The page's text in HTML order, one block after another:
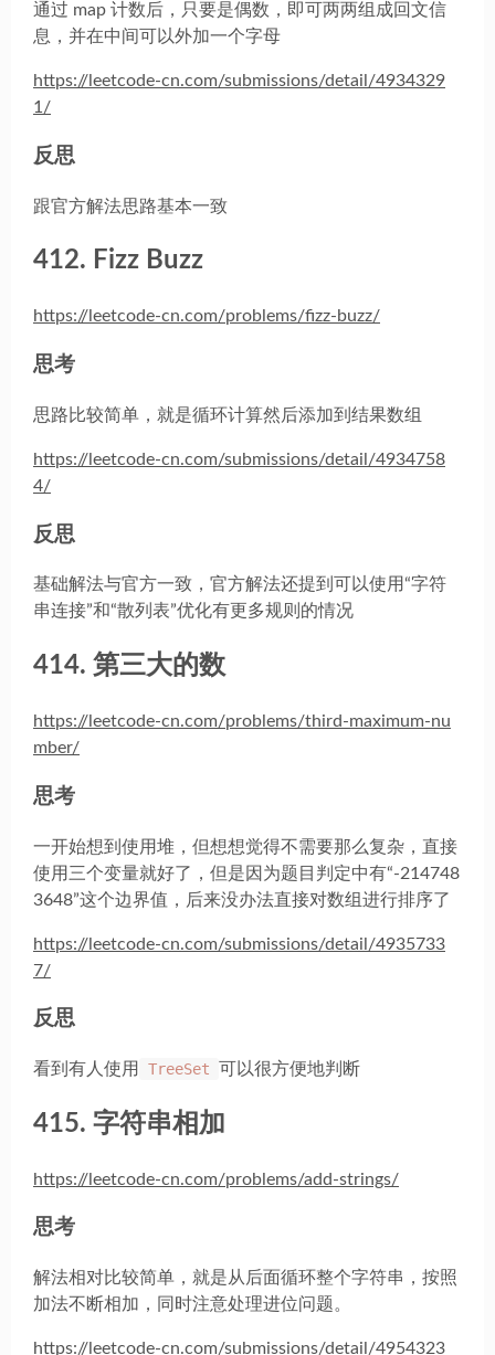
通过 map 计数后，只要是偶数，即可两两组成回文信
息，并在中间可以外加一个字母
https://leetcode-cn.com/submissions/detail/4934329
1/
反思
跟官方解法思路基本一致
412. Fizz Buzz
https://leetcode-cn.com/problems/fizz-buzz/
思考
思路比较简单，就是循环计算然后添加到结果数组
https://leetcode-cn.com/submissions/detail/4934758
4/
反思
基础解法与官方一致，官方解法还提到可以使用“字符
串连接”和“散列表”优化有更多规则的情况
414. 第三大的数
https://leetcode-cn.com/problems/third-maximum-nu
mber/
思考
一开始想到使用堆，但想想觉得不需要那么复杂，直接
使用三个变量就好了，但是因为题目判定中有“-214748
3648”这个边界值，后来没办法直接对数组进行排序了
https://leetcode-cn.com/submissions/detail/4935733
7/
反思
看到有人使用 TreeSet 可以很方便地判断
415. 字符串相加
https://leetcode-cn.com/problems/add-strings/
思考
解法相对比较简单，就是从后面循环整个字符串，按照
加法不断相加，同时注意处理进位问题。
https://leetcode-cn.com/submissions/detail/4954323